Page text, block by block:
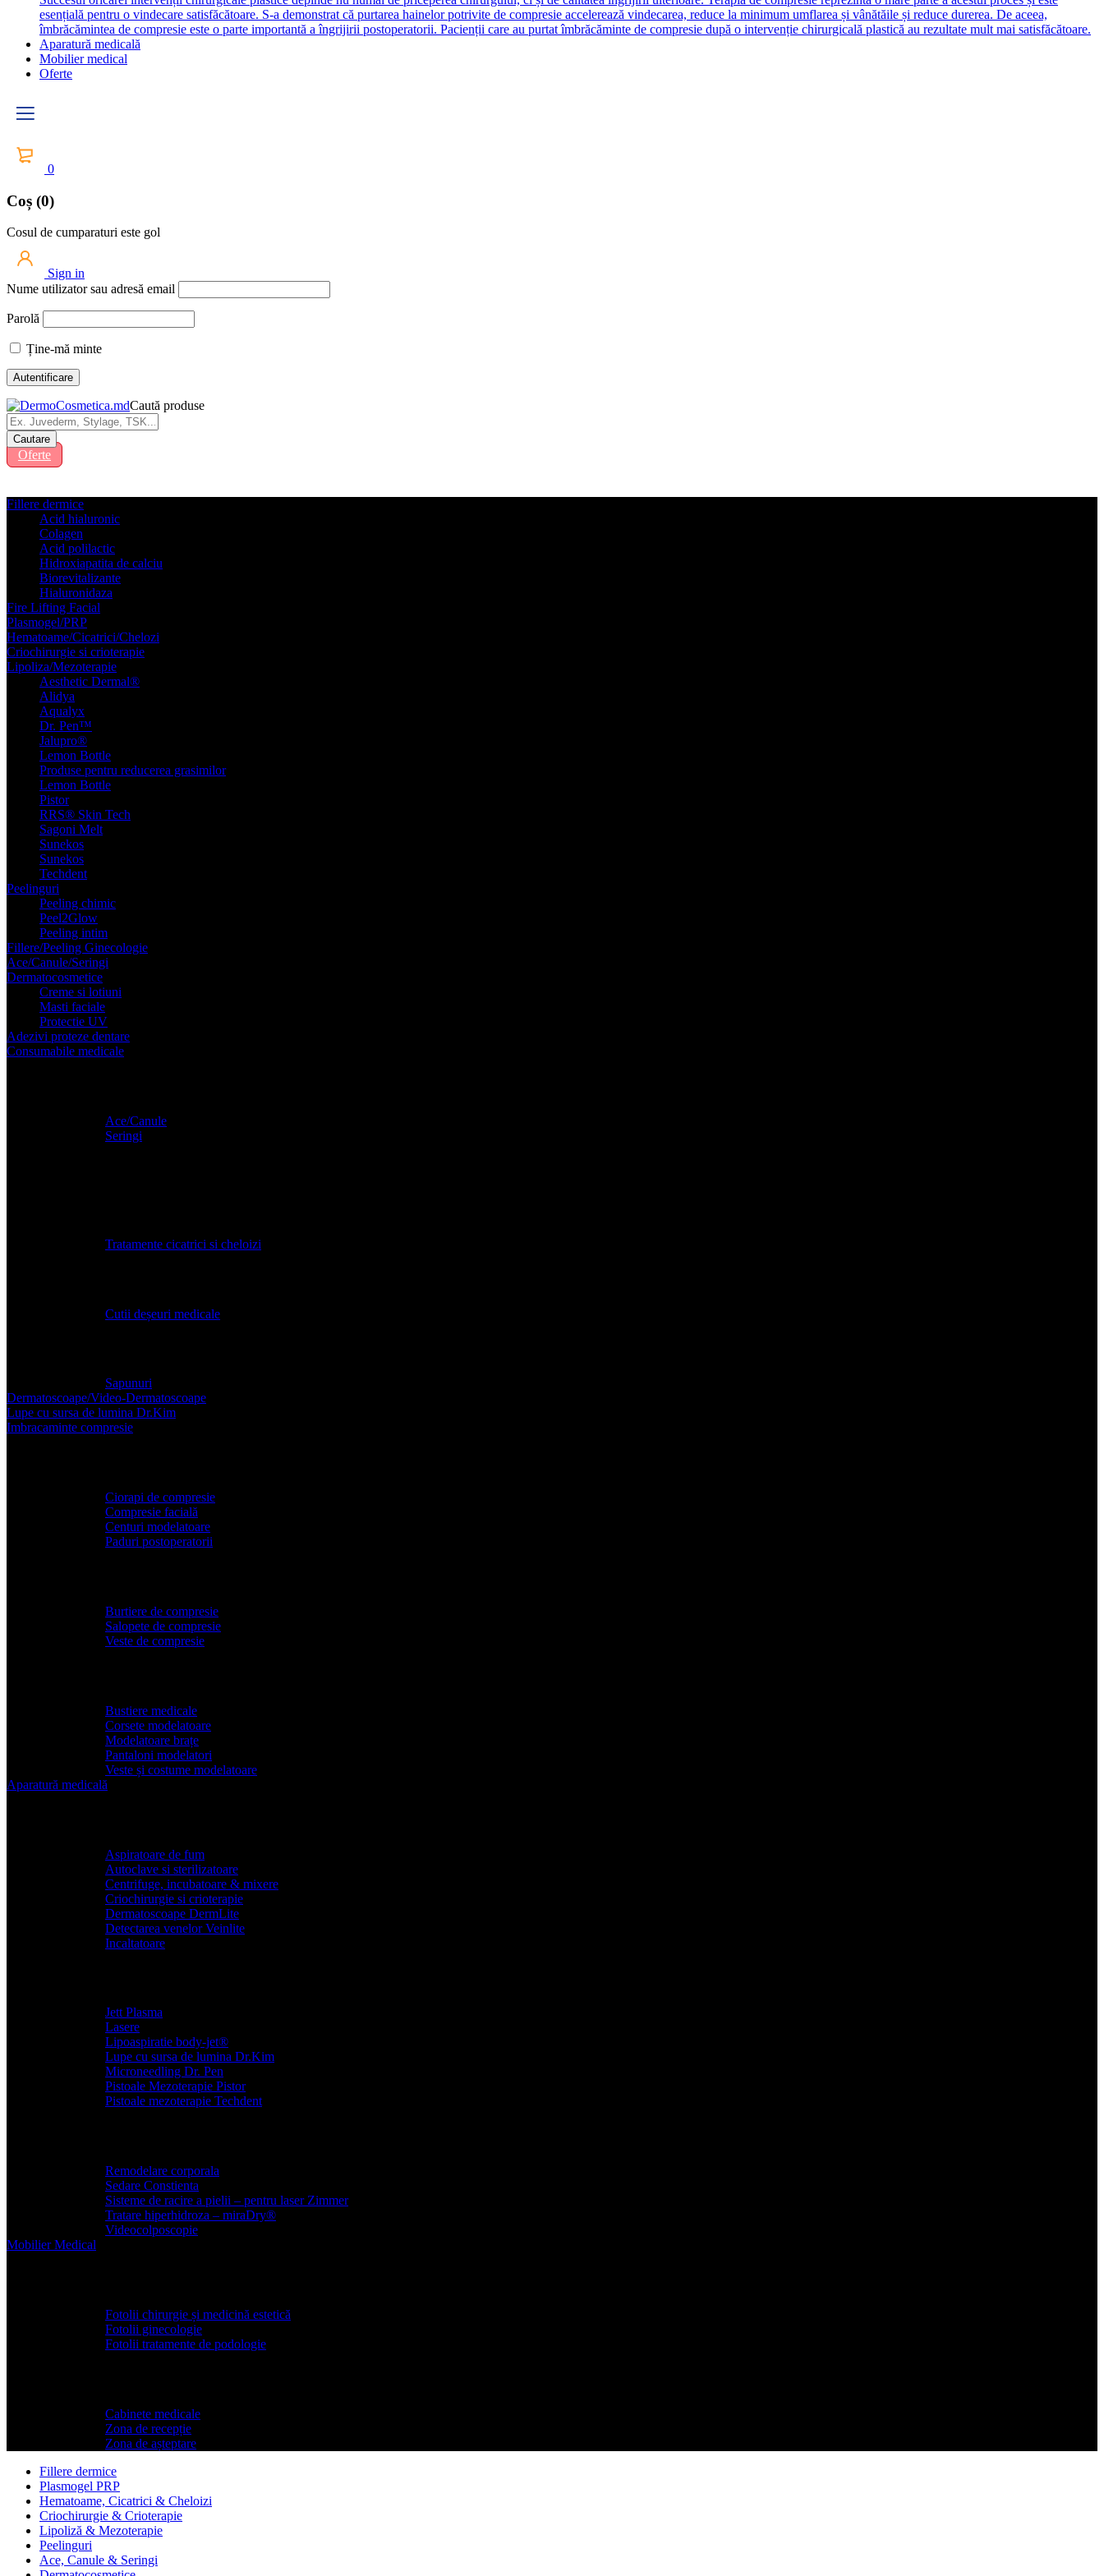
esențială pentru o vindecare satisfăcătoare. S-a demonstrat că purtarea hainelor potrivite de compresie accelerează vindecarea, reduce la minimum umflarea și vânătăile și reduce durerea. De aceea,
îmbrăcămintea de compresie este o parte importantă a îngrijirii postoperatorii. Pacienții care au purtat îmbrăcăminte de compresie după o intervenție chirurgicală plastică au rezultate mult mai satisfăcătoare.
Aparatură medicală
Mobilier medical
Oferte
0
Coș (0)
Cosul de cumparaturi este gol
Sign in
Nume utilizator sau adresă email
Parolă
Ține-mă minte
Caută produse
Oferte
Fillere dermice
Acid hialuronic
Colagen
Acid polilactic
Hidroxiapatita de calciu
Biorevitalizante
Hialuronidaza
Fire Lifting Facial
Plasmogel/PRP
Hematoame/Cicatrici/Chelozi
Criochirurgie si crioterapie
Lipoliza/Mezoterapie
Aesthetic Dermal®
Alidya
Aqualyx
Dr. Pen™
Jalupro®
Lemon Bottle
Produse pentru reducerea grasimilor
Lemon Bottle
Pistor
RRS® Skin Tech
Sagoni Melt
Sunekos
Sunekos
Techdent
Peelinguri
Peeling chimic
Peel2Glow
Peeling intim
Fillere/Peeling Ginecologie
Ace/Canule/Seringi
Dermatocosmetice
Creme si lotiuni
Masti faciale
Protectie UV
Adezivi proteze dentare
Consumabile medicale
Ace/Canule
Seringi
Tratamente cicatrici si cheloizi
Cutii deșeuri medicale
Sapunuri
Dermatoscoape/Video-Dermatoscoape
Lupe cu sursa de lumina Dr.Kim
Imbracaminte compresie
Ciorapi de compresie
Compresie facială
Centuri modelatoare
Paduri postoperatorii
Burtiere de compresie
Salopete de compresie
Veste de compresie
Bustiere medicale
Corsete modelatoare
Modelatoare brațe
Pantaloni modelatori
Veste și costume modelatoare
Aparatură medicală
Aspiratoare de fum
Autoclave si sterilizatoare
Centrifuge, incubatoare & mixere
Criochirurgie si crioterapie
Dermatoscoape DermLite
Detectarea venelor Veinlite
Incaltatoare
Jett Plasma
Lasere
Lipoaspiratie body-jet®
Lupe cu sursa de lumina Dr.Kim
Microneedling Dr. Pen
Pistoale Mezoterapie Pistor
Pistoale mezoterapie Techdent
Remodelare corporala
Sedare Constienta
Sisteme de racire a pielii – pentru laser Zimmer
Tratare hiperhidroza – miraDry®
Videocolposcopie
MobilierMedical
Fotolii chirurgie și medicină estetică
Fotolii ginecologie
Fotolii tratamente de podologie
Cabinete medicale
Zona de recepție
Zona de așteptare
Fillere dermice
Plasmogel PRP
Hematoame, Cicatrici & Cheloizi
Criochirurgie & Crioterapie
Lipoliză & Mezoterapie
Peelinguri
Ace, Canule & Seringi